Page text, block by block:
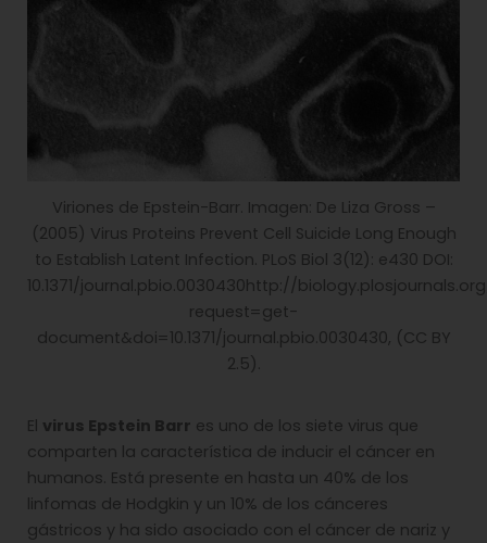
Viriones de Epstein-Barr. Imagen: De Liza Gross –
(2005) Virus Proteins Prevent Cell Suicide Long Enough
to Establish Latent Infection. PLoS Biol 3(12): e430 DOI:
10.1371/journal.pbio.0030430http://
request=get-
document&doi=10.1371/journal.pbio.0030430, (CC BY
2.5).
El virus Epstein Barr es uno de los siete virus que
comparten la característica de inducir el cáncer en
humanos. Está presente en hasta un 40% de los
linfomas de Hodgkin y un 10% de los cánceres
gástricos y ha sido asociado con el cáncer de nariz y